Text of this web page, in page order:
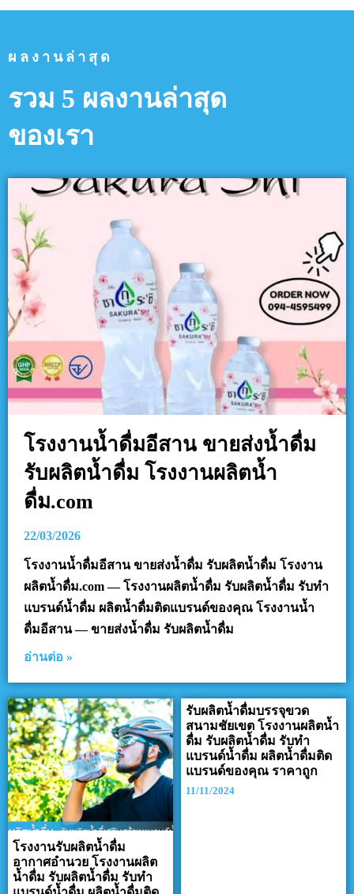
ผลงานล่าสุด
รวม 5 ผลงานล่าสุด
ของเรา
โรงงานน้ำดื่มอีสาน ขายส่งน้ำดื่ม
รับผลิตน้ำดื่ม โรงงานผลิตน้ำ
ดื่ม.com
22/03/2026
โรงงานน้ำดื่มอีสาน ขายส่งน้ำดื่ม รับผลิตน้ำดื่ม โรงงาน
ผลิตน้ำดื่ม.com — โรงงานผลิตน้ำดื่ม รับผลิตน้ำดื่ม รับทำ
แบรนด์น้ำดื่ม ผลิตน้ำดื่มติดแบรนด์ของคุณ โรงงานน้ำ
ดื่มอีสาน — ขายส่งน้ำดื่ม รับผลิตน้ำดื่ม
อ่านต่อ »
โรงงานรับผลิตน้ำดื่ม
อากาศอำนวย โรงงานผลิต
น้ำดื่ม รับผลิตน้ำดื่ม รับทำ
รับผลิตน้ำดื่มบรรจุขวด
สนามชัยเขต โรงงานผลิตน้ำ
ดื่ม รับผลิตน้ำดื่ม รับทำ
แบรนด์น้ำดื่ม ผลิตน้ำดื่มติด
แบรนด์ของคุณ ราคาถูก
11/11/2024